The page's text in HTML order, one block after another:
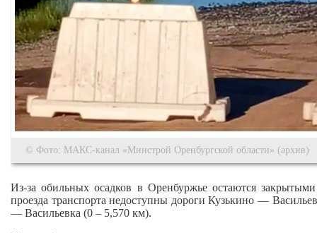
© Фото: МАКС-канал «Минстрой Оренбургской области» (архив)
Из-за обильных осадков в Оренбуржье остаются
проезда транспорта недоступны дороги Кузькино —
— Васильевка (0 – 5,570 км).